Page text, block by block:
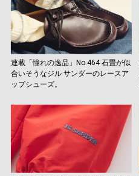
連載「憧れの逸品」No.464 石畳が似
合いそうなジル サンダーのレースア
ップシューズ。